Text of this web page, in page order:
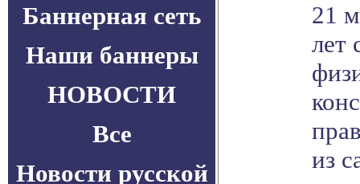
Баннерная сеть
Наши баннеры
НОВОСТИ
Все
Новости русской
21
лет
из